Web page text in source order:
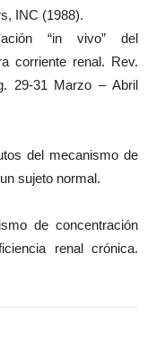
INC (1988).
“in vivo” del
corriente renal. Rev.
29-31 Marzo – Abril
del mecanismo de
sujeto normal.
de concentración
renal crónica.